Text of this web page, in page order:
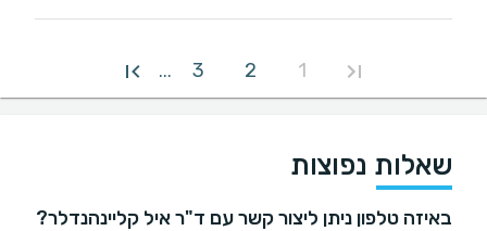
1
2
3
...
שאלות נפוצות
באיזה טלפון ניתן ליצור קשר עם ד"ר איל קליינהנדלר?